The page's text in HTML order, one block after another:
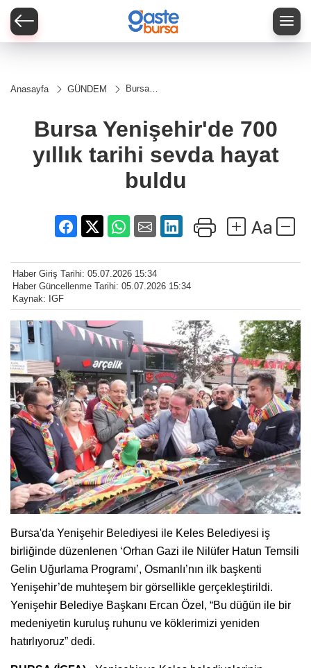
Anasayfa GÜNDEM
Bursa
tarihi sevda
hayat buldu
Bursa Yenişehir'de 700
yıllık tarihi sevda hayat
buldu
Haber Giriş Tarihi: 05.07.2026 15:34
Haber Güncellenme Tarihi: 05.07.2026 15:34
Kaynak: IGF
Bursa'da Yenişehir Belediyesi ile Keles Belediyesi iş
birliğinde düzenlenen ‘Orhan Gazi ile Nilüfer Hatun Temsili
Gelin Uğurlama Programı’, Osmanlı’nın ilk başkenti
Yenişehir’de muhteşem bir görsellikle gerçekleştirildi.
Yenişehir Belediye Başkanı Ercan Özel, “Bu düğün ile bir
medeniyetin kuruluş ruhunu ve köklerimizi yeniden
hatırlıyoruz” dedi.